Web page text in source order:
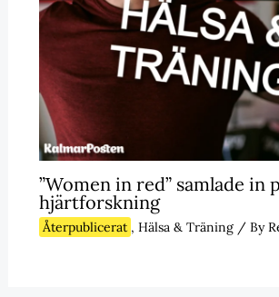
”Women in red” samlade in
hjärtforskning
Återpublicerat , Hälsa & Träning/ By